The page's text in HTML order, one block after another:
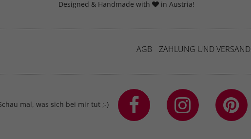
Designed & Handmade with in Austria!
AGB ZAHLUNG UND VERSAND
mal, was sich bei mir tut ;-)